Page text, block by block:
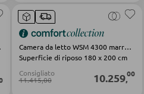
bimbi
Camera da letto WSM 4300 marrone nero legno
Superficie di riposo 180 x 200 cm
Consigliato
11.415,00 10.259,00